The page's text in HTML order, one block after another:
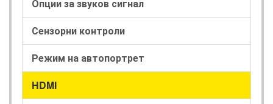
Опции за звуков сигнал
Сензорни контроли
Режим на автопортрет
HDMI